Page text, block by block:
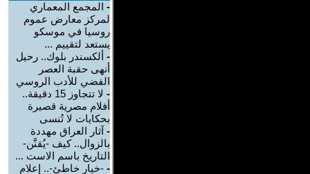
- المجمع المعماري
لمركز معارض عموم
روسيا في موسكو
يستعد لتقييم ...
- ألكسندر بلوك.. رحيل
أنهى حقبة العصر
الفضي للأدب الروسي
-
لا تتجاوز 15 دقيقة..
أفلام مصرية قصيرة
بحكايات لا تُنسى
- آثار العراق مهددة
بالزوال.. كيف -يُقنَّن-
التاريخ باسم الاست ...
- -خيار خاطئ-.. إعلام